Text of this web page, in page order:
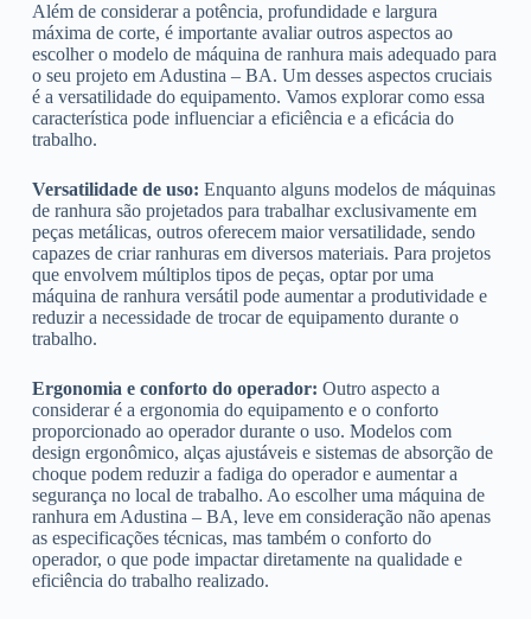
Além de considerar a potência, profundidade e largura
máxima de corte, é importante avaliar outros aspectos ao
escolher o modelo de máquina de ranhura mais adequado para
o seu projeto em Adustina – BA. Um desses aspectos cruciais
é a versatilidade do equipamento. Vamos explorar como essa
característica pode influenciar a eficiência e a eficácia do
trabalho.
Versatilidade de uso: Enquanto alguns modelos de máquinas
de ranhura são projetados para trabalhar exclusivamente em
peças metálicas, outros oferecem maior versatilidade, sendo
capazes de criar ranhuras em diversos materiais. Para projetos
que envolvem múltiplos tipos de peças, optar por uma
máquina de ranhura versátil pode aumentar a produtividade e
reduzir a necessidade de trocar de equipamento durante o
trabalho.
Ergonomia e conforto do operador: Outro aspecto a
considerar é a ergonomia do equipamento e o conforto
proporcionado ao operador durante o uso. Modelos com
design ergonômico, alças ajustáveis e sistemas de absorção de
choque podem reduzir a fadiga do operador e aumentar a
segurança no local de trabalho. Ao escolher uma máquina de
ranhura em Adustina – BA, leve em consideração não apenas
as especificações técnicas, mas também o conforto do
operador, o que pode impactar diretamente na qualidade e
eficiência do trabalho realizado.